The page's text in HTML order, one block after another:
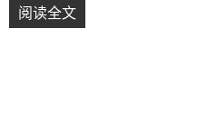
阅读全文